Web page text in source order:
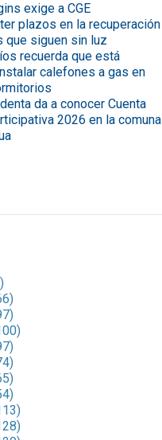
exige a CGE
plazos en la recuperación
que siguen sin luz
recuerda que está
calefones a gas en
da a conocer Cuenta
2026 en la comuna